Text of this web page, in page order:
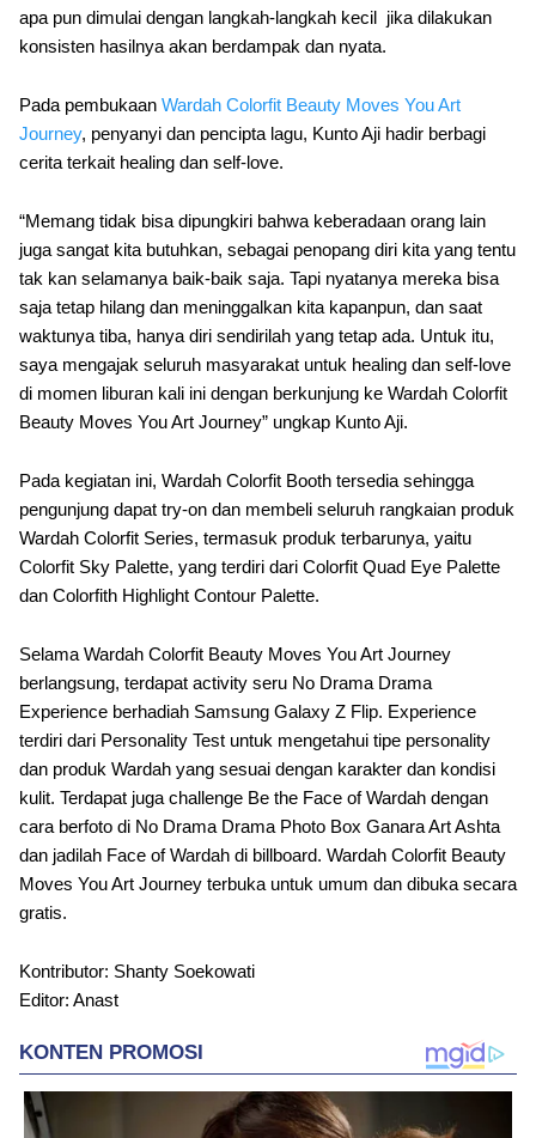
apa pun dimulai dengan langkah-langkah kecil jika dilakukan
konsisten hasilnya akan berdampak dan nyata.
Pada pembukaan Wardah Colorfit Beauty Moves You Art
Journey, penyanyi dan pencipta lagu, Kunto Aji hadir berbagi
cerita terkait healing dan self-love.
“Memang tidak bisa dipungkiri bahwa keberadaan orang lain
juga sangat kita butuhkan, sebagai penopang diri kita yang tentu
tak kan selamanya baik-baik saja. Tapi nyatanya mereka bisa
saja tetap hilang dan meninggalkan kita kapanpun, dan saat
waktunya tiba, hanya diri sendirilah yang tetap ada. Untuk itu,
saya mengajak seluruh masyarakat untuk healing dan self-love
di momen liburan kali ini dengan berkunjung ke Wardah Colorfit
Beauty Moves You Art Journey” ungkap Kunto Aji.
Pada kegiatan ini, Wardah Colorfit Booth tersedia sehingga
pengunjung dapat try-on dan membeli seluruh rangkaian produk
Wardah Colorfit Series, termasuk produk terbarunya, yaitu
Colorfit Sky Palette, yang terdiri dari Colorfit Quad Eye Palette
dan Colorfith Highlight Contour Palette.
Selama Wardah Colorfit Beauty Moves You Art Journey
berlangsung, terdapat activity seru No Drama Drama
Experience berhadiah Samsung Galaxy Z Flip. Experience
terdiri dari Personality Test untuk mengetahui tipe personality
dan produk Wardah yang sesuai dengan karakter dan kondisi
kulit. Terdapat juga challenge Be the Face of Wardah dengan
cara berfoto di No Drama Drama Photo Box Ganara Art Ashta
dan jadilah Face of Wardah di billboard. Wardah Colorfit Beauty
Moves You Art Journey terbuka untuk umum dan dibuka secara
gratis.
Kontributor: Shanty Soekowati
Editor: Anast